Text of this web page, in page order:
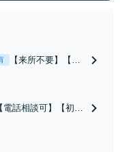
【来所不要】【電
争点を整理し、見
電話相談可】【初回